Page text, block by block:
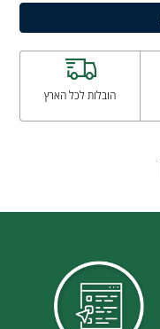
הובלות לכל הארץ